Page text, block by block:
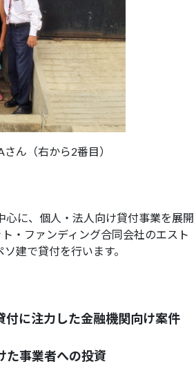
ん（右から2番目）
に、個人・法人向け貸付事業を展開
・ファンディング合同会社のエスト
建で貸付を行います。
に注力した金融機関向け案件
た事業者への投資